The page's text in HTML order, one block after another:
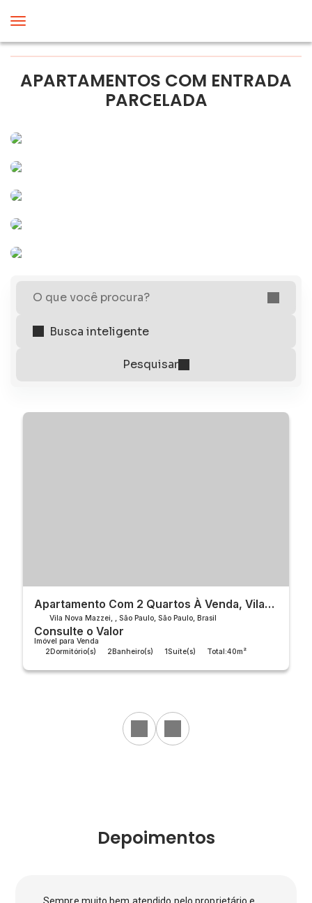
APARTAMENTOS COM ENTRADA
PARCELADA
O que você procura?
Apartamento Com 2 Quartos À Venda, Vila
Nova Mazzei - São Paulo
Vila Nova Mazzei São Paulo São Paulo Brasil
2Dormitório(s) 2Banheiro(s) 1Suíte(s) Total:40m²
Consulte o Valor
Imóvel para Venda
Depoimentos
Sempre muito bem atendido pelo proprietário e